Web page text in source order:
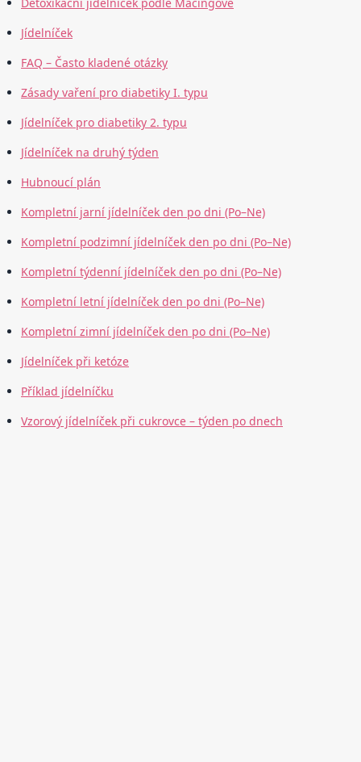
Detoxikační jídelníček podle Mačingové
Jídelníček
FAQ – Často kladené otázky
Zásady vaření pro diabetiky I. typu
Jídelníček pro diabetiky 2. typu
Jídelníček na druhý týden
Hubnoucí plán
Kompletní jarní jídelníček den po dni (Po–Ne)
Kompletní podzimní jídelníček den po dni (Po–Ne)
Kompletní týdenní jídelníček den po dni (Po–Ne)
Kompletní letní jídelníček den po dni (Po–Ne)
Kompletní zimní jídelníček den po dni (Po–Ne)
Jídelníček při ketóze
Příklad jídelníčku
Vzorový jídelníček při cukrovce – týden po dnech